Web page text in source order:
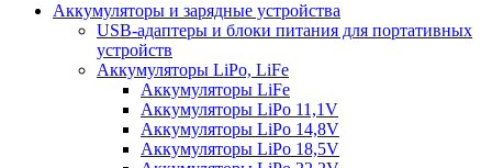
Аккумуляторы и зарядные устройства
USB-адаптеры и блоки питания для портативных
устройств
Аккумуляторы LiPo, LiFe
Аккумуляторы LiFe
Аккумуляторы LiPo 11,1V
Аккумуляторы LiPo 14,8V
Аккумуляторы LiPo 18,5V